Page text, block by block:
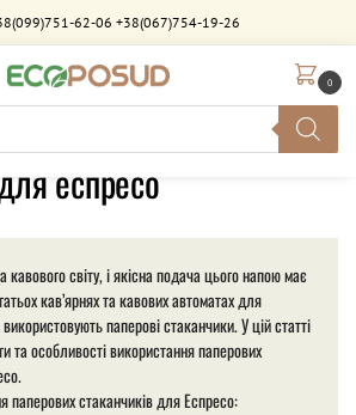
62-06 +38(067)754-19-26
0
“Стаканчики для еспресо”
еспресо
світу, і якісна подача цього напою має
кав’ярнях та кавових автоматах для
паперові стаканчики. У цій статті
та особливості використання паперових
паперових стаканчиків для Еспресо: